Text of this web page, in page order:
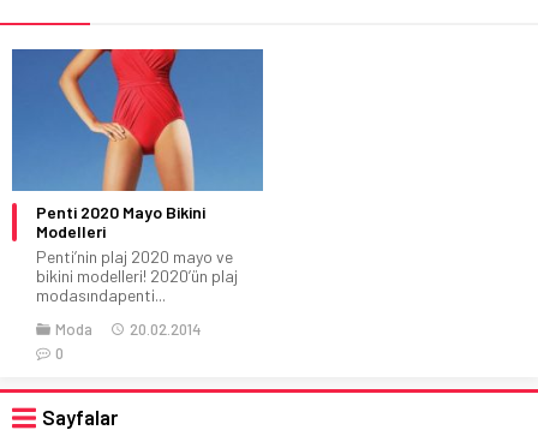
Penti 2020 Mayo Bikini
Modelleri
Penti’nin plaj 2020 mayo ve
bikini modelleri! 2020’ün plaj
modasındapenti...
Moda
20.02.2014
0
Sayfalar